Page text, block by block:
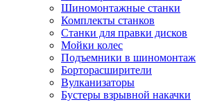
Шиномонтажные станки
Комплекты станков
Станки для правки дисков
Мойки колес
Подъемники в шиномонтаж
Борторасширители
Вулканизаторы
Бустеры взрывной накачки